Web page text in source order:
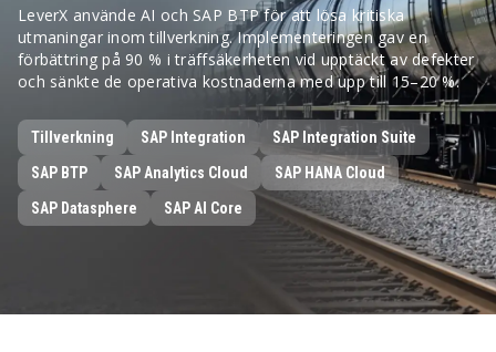
LeverX använde AI och SAP BTP för att lösa kritiska
utmaningar inom tillverkning. Implementeringen gav en
förbättring på 90 % i träffsäkerheten vid upptäckt av defekter
och sänkte de operativa kostnaderna med upp till 15–20 %.
Tillverkning SAP Integration
SAP Integration Suite
SAP BTP
SAP Analytics Cloud
SAP HANA Cloud
SAP Datasphere
SAP AI Core